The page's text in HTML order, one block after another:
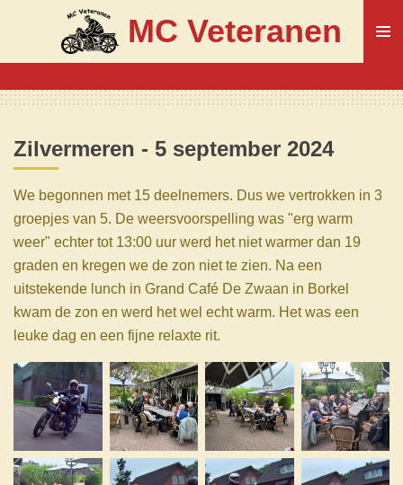
naar
de
MC Veteranen
Zilvermeren - 5 september 2024
We begonnen met 15 deelnemers. Dus we vertrokken in 3
groepjes van 5. De weersvoorspelling was "erg warm
weer" echter tot 13:00 uur werd het niet warmer dan 19
graden en kregen we de zon niet te zien. Na een
uitstekende lunch in Grand Café De Zwaan in Borkel
kwam de zon en werd het wel echt warm. Het was een
leuke dag en een fijne relaxte rit.